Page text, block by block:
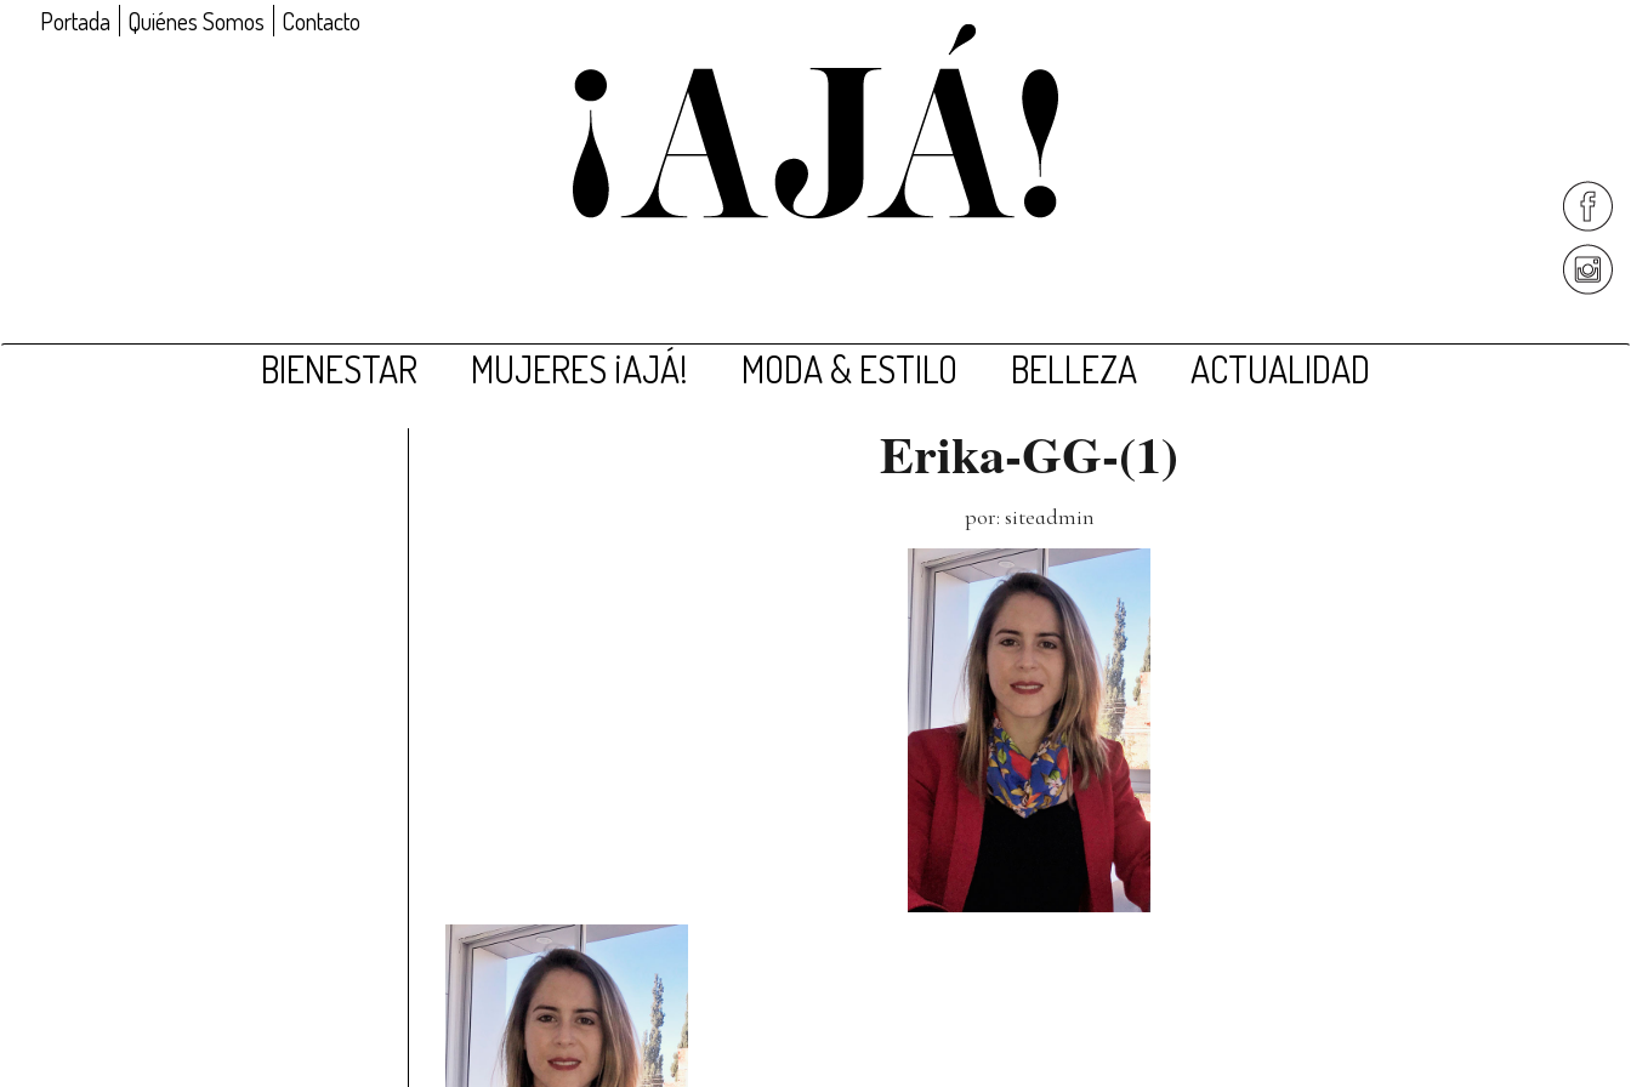
Portada Quiénes Somos Contacto
BIENESTAR MUJERES ¡AJÁ! MODA & ESTILO BELLEZA ACTUALIDAD
Erika-GG-(1)
por: siteadmin